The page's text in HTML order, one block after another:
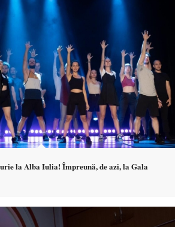
la Alba Iulia! Împreună, de azi, la Gala